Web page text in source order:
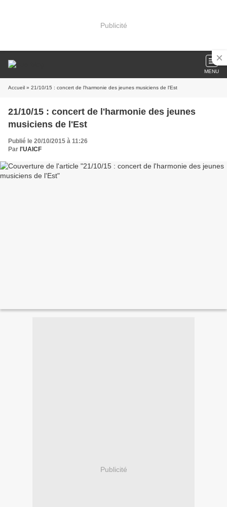
Publicité
MENU
Accueil » 21/10/15 : concert de l'harmonie des jeunes musiciens de l'Est
21/10/15 : concert de l'harmonie des jeunes
musiciens de l'Est
Publié le 20/10/2015 à 11:26
Par l'UAICF
Publicité